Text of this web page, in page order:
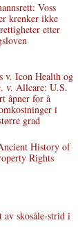
Voss
krenker ikke
etter
v. Icon Health og
v. Allcare: U.S.
åpner for å
i
grad
History of
Rights
skosåle-strid i